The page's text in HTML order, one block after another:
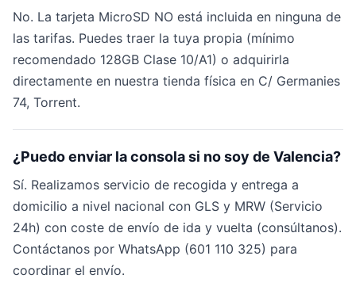
No. La tarjeta MicroSD NO está incluida en ninguna de
las tarifas. Puedes traer la tuya propia (mínimo
recomendado 128GB Clase 10/A1) o adquirirla
directamente en nuestra tienda física en C/ Germanies
74, Torrent.
¿Puedo enviar la consola si no soy de Valencia?
Sí. Realizamos servicio de recogida y entrega a
domicilio a nivel nacional con GLS y MRW (Servicio
24h) con coste de envío de ida y vuelta (consúltanos).
Contáctanos por WhatsApp (601 110 325) para
coordinar el envío.